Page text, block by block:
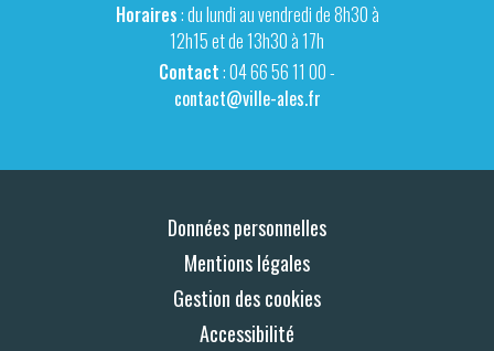
Horaires: du lundi au vendredi de 8h30 à
12h15 et de 13h30 à 17h
Contact: 04 66 56 11 00 -
contact@ville-ales.fr
Données personnelles
Mentions légales
Gestion des cookies
Accessibilité